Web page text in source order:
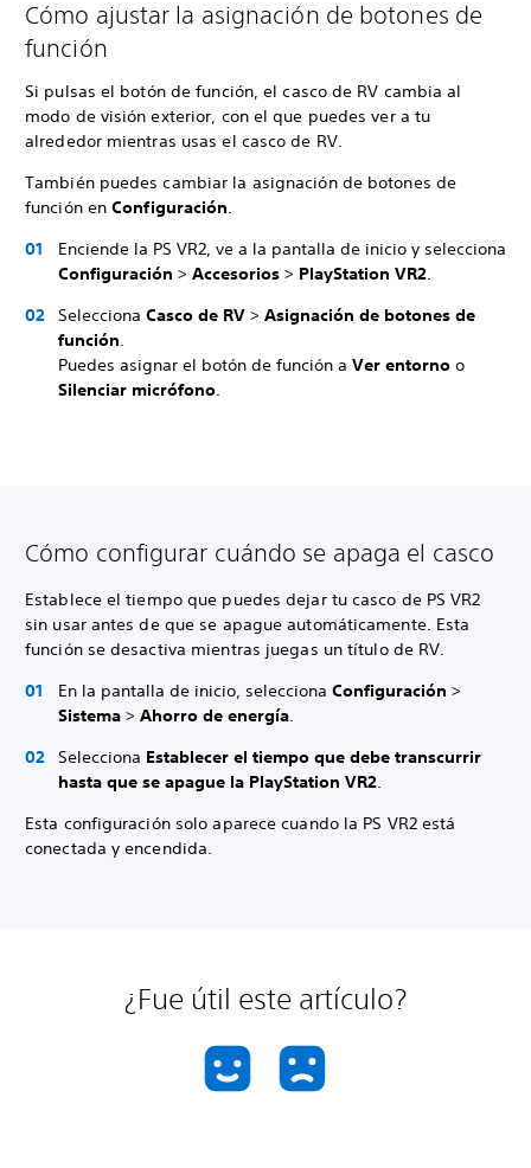
Cómo ajustar la asignación de botones de
función
Si pulsas el botón de función, el casco de RV cambia al
modo de visión exterior, con el que puedes ver a tu
alrededor mientras usas el casco de RV.
También puedes cambiar la asignación de botones de
función enConfiguración.
Enciende la PS VR2, ve a la pantalla de inicio y selecciona
Configuración > Accesorios > PlayStation VR2.
Selecciona Casco de RV > Asignación de botones de
función.
Puedes asignar el botón de función a Ver entorno o
Silenciar micrófono.
Cómo configurar cuándo se apaga el casco
Establece el tiempo que puedes dejar tu casco de PS VR2
sin usar antes de que se apague automáticamente. Esta
función se desactiva mientras juegas un título de RV.
En la pantalla de inicio, selecciona Configuración >
Sistema > Ahorro de energía.
Selecciona Establecer el tiempo que debe transcurrir
hasta que se apague la PlayStation VR2.
Esta configuración solo aparece cuando la PS VR2 está
conectada y encendida.
¿Fue útil este artículo?